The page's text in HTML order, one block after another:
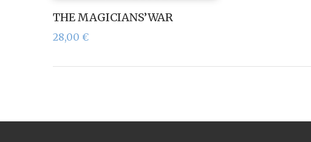
THE MAGICIANS’WAR
28,00 €